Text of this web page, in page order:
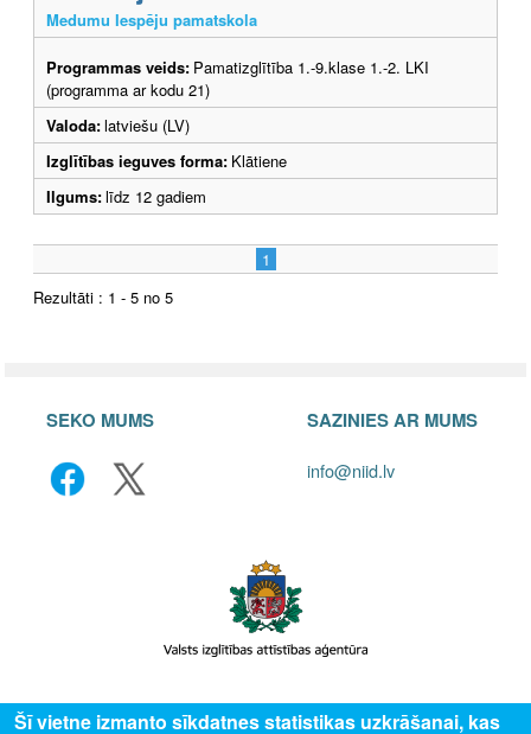
Medumu Iespēju pamatskola
Programmas veids: Pamatizglītība 1.-9.klase 1.-2. LKI
(programma ar kodu 21)
Valoda:latviešu (LV)
Izglītības ieguves forma: Klātiene
Ilgums:līdz 12 gadiem
1
Rezultāti : 1 - 5 no 5
SEKO MUMS SAZINIES AR MUMS
info@niid.lv
© 2025 Valsts izglītības attīstības aģentūra, publicētā satura visas tiesības
Šī vietne izmanto sīkdatnes statistikas uzkrāšanai, kas